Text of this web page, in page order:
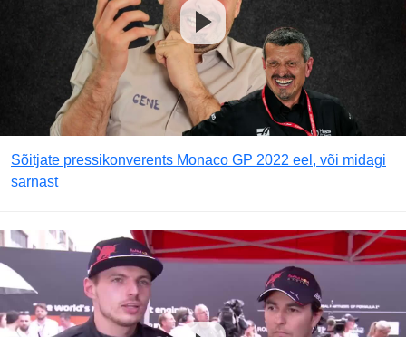
Sõitjate pressikonverents Monaco GP 2022 eel, või midagi
sarnast